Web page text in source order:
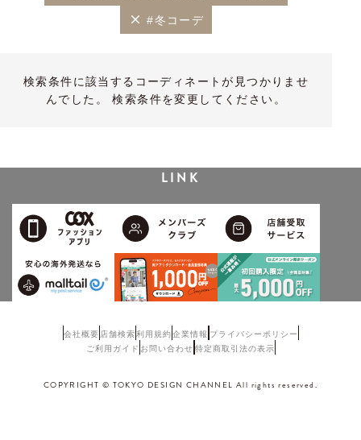
#冬コーデ
検索条件に該当するコーディネートが見つかりませ
んでした。 検索条件を変更してください。
LINK
会社概要 店舗検索利用規約企業情報 プライバシーポリシー
ご利用ガイド お問い合わせ 特定商取引法の表示
COPYRIGHT © TOKYO DESIGN CHANNEL All rights reserved.